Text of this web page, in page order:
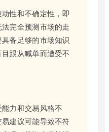
性和不确定性，即
完全预测市场的走
备足够的市场知识
跟从喊单而遭受不
力和交易风格不
建议可能导致不符